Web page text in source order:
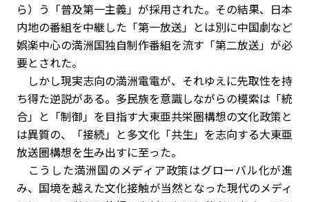
ら）う「普及第一主義」が採用された。その結果、日本
内地の番組を中継した「第一放送」とは別に中国劇など
娯楽中心の満洲国独自制作番組を流す「第二放送」が必
要とされた。
しかし現実志向の満洲電電が、それゆえに先取性を持
ち得た逆説がある。多民族を意識しながらの模索は「統
合」と「制御」を目指す大東亜共栄圏構想の文化政策と
は異質の、「接続」と多文化「共生」を志向する大東亜
放送圏構想を生み出すに至った。
こうした満洲国のメディア政策はグローバル化が進
み、国境を越えた文化接触が当然となった現代のメディ